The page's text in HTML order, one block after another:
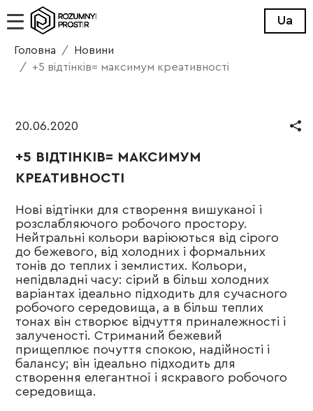
Ua
Головна
Новини
+5 відтінків= максимум креативності
20.06.2020
+5 ВІДТІНКІВ= МАКСИМУМ
КРЕАТИВНОСТІ
Hові відтінки для створення вишуканої і
розслабляючого робочого простору.
Нейтральні кольори варіюються від сірого
до бежевого, від холодних і формальних
тонів до теплих і землистих. Кольори,
непідвладні часу: сірий в більш холодних
варіантах ідеально підходить для сучасного
робочого середовища, а в більш теплих
тонах він створює відчуття приналежності і
залученості. Стриманий бежевий
прищеплює почуття спокою, надійності і
балансу; він ідеально підходить для
створення елегантної і яскравого робочого
середовища.